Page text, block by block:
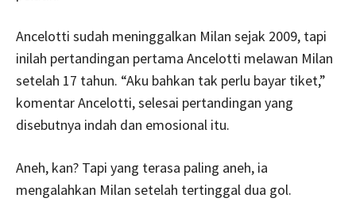
Ancelotti sudah meninggalkan Milan sejak 2009, tapi
inilah pertandingan pertama Ancelotti melawan Milan
setelah 17 tahun. “Aku bahkan tak perlu bayar tiket,”
komentar Ancelotti, selesai pertandingan yang
disebutnya indah dan emosional itu.
Aneh, kan? Tapi yang terasa paling aneh, ia
mengalahkan Milan setelah tertinggal dua gol.